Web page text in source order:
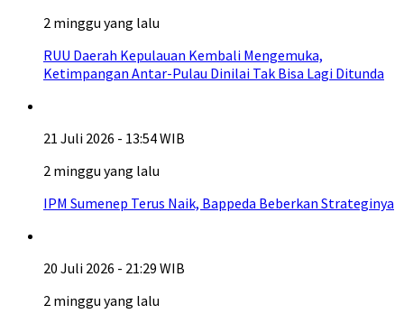
2 minggu yang lalu
RUU Daerah Kepulauan Kembali Mengemuka,
Ketimpangan Antar-Pulau Dinilai Tak Bisa Lagi Ditunda
21 Juli 2026 - 13:54 WIB
2 minggu yang lalu
IPM Sumenep Terus Naik, Bappeda Beberkan Strateginya
20 Juli 2026 - 21:29 WIB
2 minggu yang lalu